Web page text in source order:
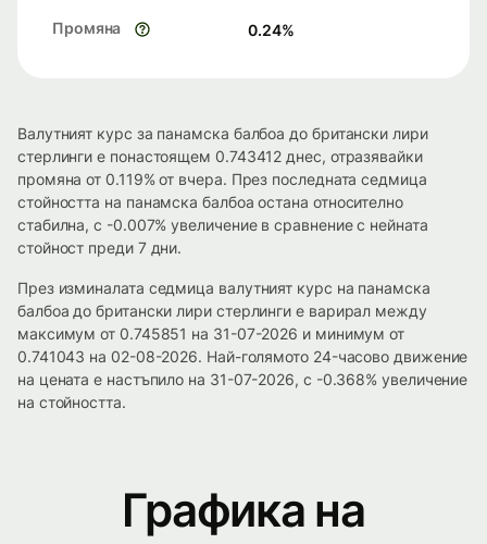
Промяна 0.24%
Валутният курс за панамска балбоа до британски лири
стерлинги е понастоящем 0.743412 днес, отразявайки
промяна от 0.119% от вчера. През последната седмица
стойността на панамска балбоа остана относително
стабилна, с -0.007% увеличение в сравнение с нейната
стойност преди 7 дни.
През изминалата седмица валутният курс на панамска
балбоа до британски лири стерлинги е варирал между
максимум от 0.745851 на 31-07-2026 и минимум от
0.741043 на 02-08-2026. Най-голямото 24-часово движение
на цената е настъпило на 31-07-2026, с -0.368% увеличение
на стойността.
Графика на